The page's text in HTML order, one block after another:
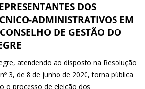
DOS
ADMINISTRATIVOS EM
DE GESTÃO DO
atendendo ao disposto na Resolução
3, de 8 de junho de 2020, torna pública
o processo de eleição dos